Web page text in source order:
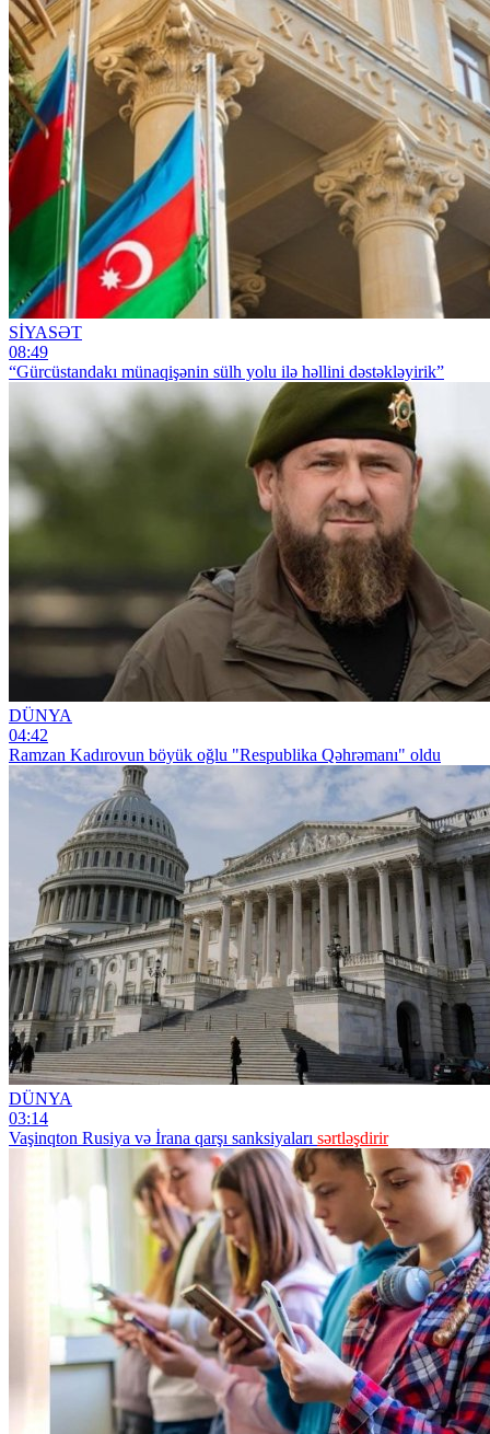
SİYASƏT
08:49
“Gürcüstandakı münaqişənin sülh yolu ilə həllini dəstəkləyirik”
DÜNYA
04:42
Ramzan Kadırovun böyük oğlu "Respublika Qəhrəmanı" oldu
DÜNYA
03:14
Vaşinqton Rusiya və İrana qarşı sanksiyaları sərtləşdirir